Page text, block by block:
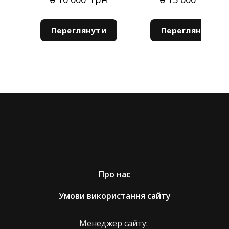
Доставка за межі України
коментарі до замовлення: країна, населений
Повернення коштів за придбаний на сайті товар
здійснюється в повному обсязі відразу після:
Терміни повернення заміни товару
товару становить 10 діб з моменту отримання
Переглянути Переглянути
Про нас
Умови використання сайту
Менеджер сайту: